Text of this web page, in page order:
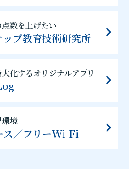
数を上げたい
ップ教育技術研究所
化するオリジナルアプリ
境
ス／フリーWi-Fi